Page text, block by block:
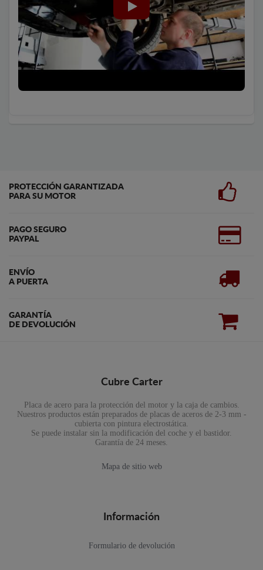
PROTECCIÓN GARANTIZADA
PARA SU MOTOR
PAGO SEGURO
PAYPAL
ENVÍO
A PUERTA
GARANTÍA
DE DEVOLUCIÓN
Cubre Carter
Placa de acero para la protección del motor y la caja de cambios.
Nuestros productos están preparados de placas de aceros de 2-3 mm -
cubierta con pintura electrostática.
Se puede instalar sin la modificación del coche y el bastidor.
Garantía de 24 meses.
Mapa de sitio web
Información
Formulario de devolución